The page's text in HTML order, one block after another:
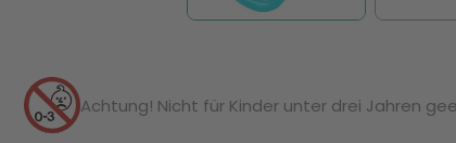
Achtung! Nicht für Kinder unter drei Jahren